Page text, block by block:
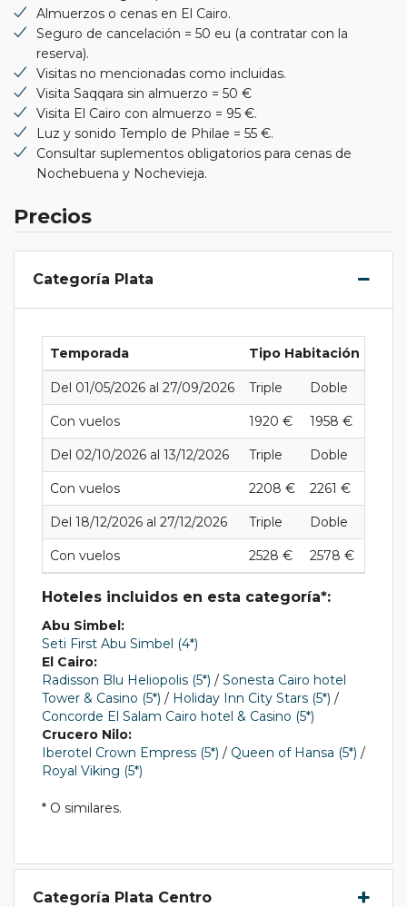
Almuerzos o cenas en El Cairo.
Seguro de cancelación = 50 eu (a contratar con la
reserva).
Visitas no mencionadas como incluidas.
Visita Saqqara sin almuerzo = 50 €
Visita El Cairo con almuerzo = 95 €.
Luz y sonido Templo de Philae = 55 €.
Consultar suplementos obligatorios para cenas de
Nochebuena y Nochevieja.
Precios
Categoría Plata
Temporada Tipo Habitación
Del 01/05/2026 al 27/09/2026 Triple Doble
Con vuelos 1920 € 1958 €
Del 02/10/2026 al 13/12/2026 Triple Doble
Con vuelos 2208 € 2261 €
Del 18/12/2026 al 27/12/2026 Triple Doble
Con vuelos 2528 € 2578 €
Hoteles incluidos en esta categoría*:
Abu Simbel:
Seti First Abu Simbel (4*)
El Cairo:
Radisson Blu Heliopolis (5*) / Sonesta Cairo hotel
Tower & Casino (5*) / Holiday Inn City Stars (5*) /
Concorde El Salam Cairo hotel & Casino (5*)
Crucero Nilo:
Iberotel Crown Empress (5*) / Queen of Hansa (5*) /
Royal Viking (5*)
* O similares.
Categoría Plata Centro